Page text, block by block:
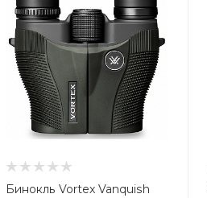
Бинокль Vortex Vanquish